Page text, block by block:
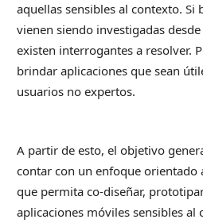
aquellas sensibles al contexto. Si
vienen siendo investigadas
existen interrogantes a resolver.
brindar aplicaciones que sean
usuarios no expertos.
A partir de esto, el objetivo
contar con un enfoque orientado
que permita co-diseñar,
aplicaciones móviles sensibles al